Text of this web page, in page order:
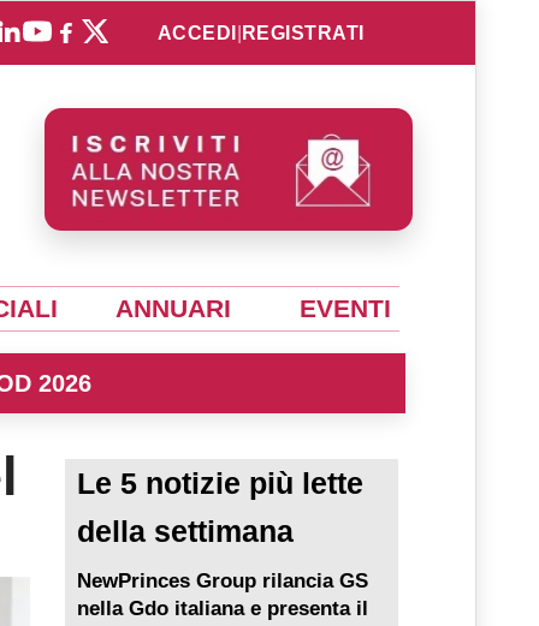
ACCEDI REGISTRATI
ANNUARI EVENTI
2026
Le 5 notizie più lette
della settimana
NewPrinces Group rilancia GS
nella Gdo italiana e presenta il